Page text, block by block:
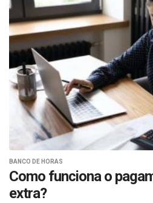
BANCO DE HORAS
Como funciona o
extra?